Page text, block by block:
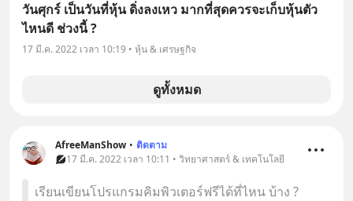
วันศุกร์ เป็นวันที่หุ้น ดิ่งลงเหว มากที่สุดควรจะเก็บหุ้นตัว
ไหนดี ช่วงนี้ ?
17 มี.ค. 2022 เวลา 10:19 • หุ้น & เศรษฐกิจ
ดูทั้งหมด
AfreeManShow • ติดตาม
17 มี.ค. 2022 เวลา 10:11 • วิทยาศาสตร์ & เทคโนโลยี
เรียนเขียนโปรแกรมคิมพิวเตอร์ฟรีได้ที่ไหน บ้าง ?